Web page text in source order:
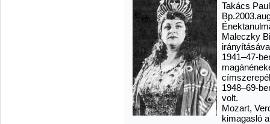
Takács
Maleczky
1941–47-
1948–69-
volt.
Mozart,
kimagasló